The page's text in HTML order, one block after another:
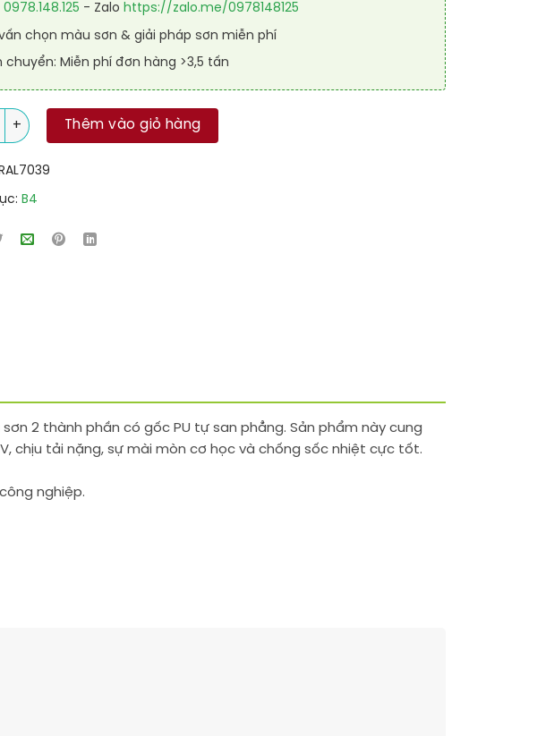
0978.148.125 - Zalo https://zalo.me/0978148125
chọn màu sơn & giải pháp sơn miễn phí
chuyển: Miễn phí đơn hàng >3,5 tấn
tự san RAL RAFLOOR SHIELD SL 7039 số lượng
Thêm vào giỏ hàng
B4
sơn 2 thành phần có gốc PU tự san phẳng. Sản phẩm này cung
chịu tải nặng, sự mài mòn cơ học và chống sốc nhiệt cực tốt.
nghiệp.